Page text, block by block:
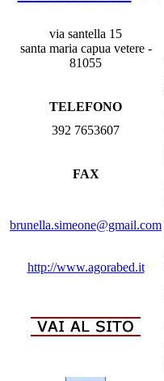
via santella 15
santa maria capua vetere -
81055
TELEFONO
392 7653607
FAX
brunella.simeone@gmail.com
http://www.agorabed.it